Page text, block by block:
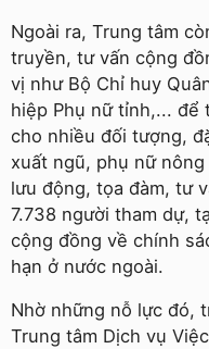
Ngoài ra, Trung tâm
truyền, tư vấn cộng
vị như Bộ Chỉ huy
hiệp Phụ nữ tỉnh,... để
cho nhiều đối tượng,
xuất ngũ, phụ nữ
lưu động, tọa đàm, tư
7.738 người tham dự,
cộng đồng về chính
hạn ở nước ngoài.
Nhờ những nỗ lực đó,
Trung tâm Dịch vụ